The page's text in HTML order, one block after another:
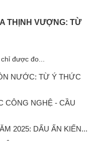
THỊNH VƯỢNG: TỪ
được đo...
NƯỚC: TỪ Ý THỨC
CÔNG NGHỆ - CẦU
2025: DẤU ẤN KIẾN...